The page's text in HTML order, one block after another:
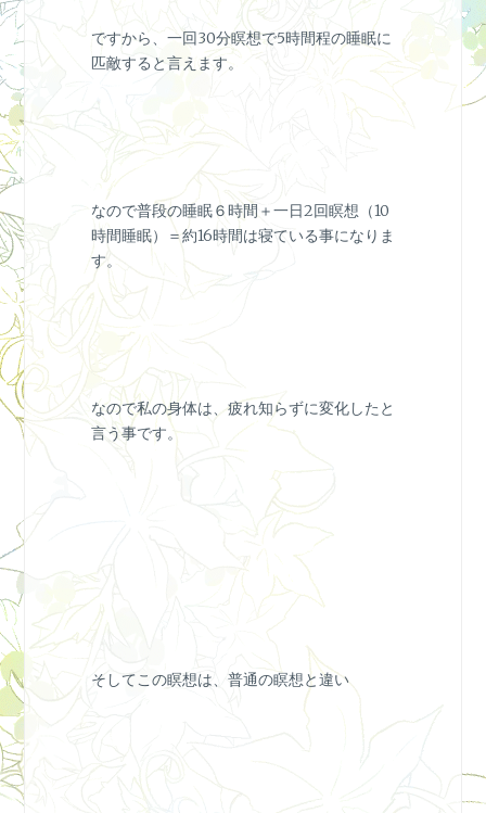
ですから、一回30分瞑想で5時間程の睡眠に
匹敵すると言えます。
なので普段の睡眠６時間＋一日2回瞑想（10
時間睡眠）＝約16時間は寝ている事になりま
す。
なので私の身体は、疲れ知らずに変化したと
言う事です。
そしてこの瞑想は、普通の瞑想と違い